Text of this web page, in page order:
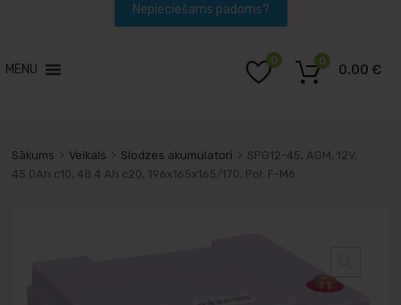
MENU
0
0.00 €
0
Sākums Veikals Slodzes akumulatori
SPG12-45, AGM, 12V,
45.0Ah c10, 48.4 Ah c20, 196x165x165/170, Pol: F-M6